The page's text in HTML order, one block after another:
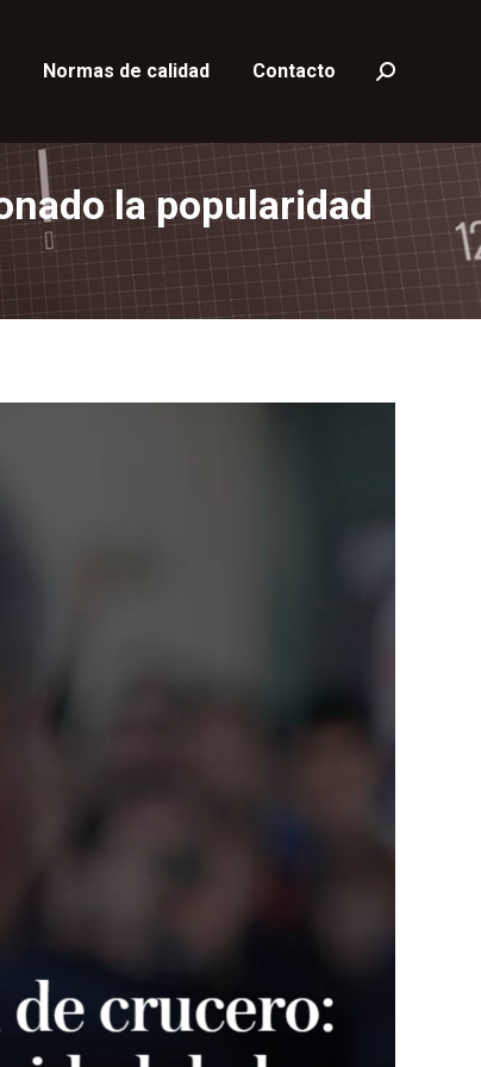
Normas de calidad Contacto Buscar:
la popularidad